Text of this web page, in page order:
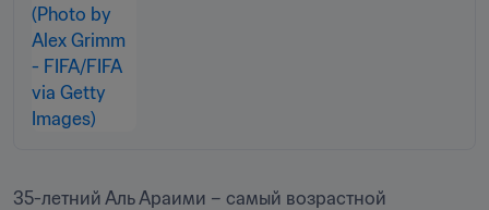
35-летний Аль Араими – самый возрастной